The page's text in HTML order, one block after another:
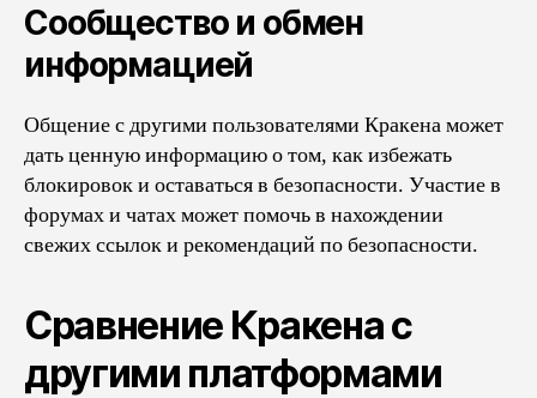
Сообщество и обмен
информацией
Общение с другими пользователями Кракена может
дать ценную информацию о том, как избежать
блокировок и оставаться в безопасности. Участие в
форумах и чатах может помочь в нахождении
свежих ссылок и рекомендаций по безопасности.
Сравнение Кракена с
другими платформами